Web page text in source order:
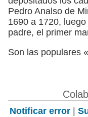
Pedro Analso de
1690 a 1720,
padre, el primer
Son las populares
Notificar error |